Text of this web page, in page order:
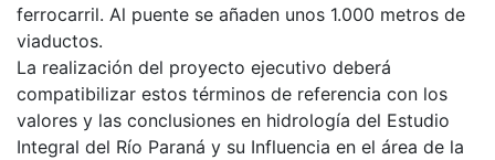
ferrocarril. Al puente se añaden unos 1.000 metros de
viaductos.
La realización del proyecto ejecutivo deberá
compatibilizar estos términos de referencia con los
valores y las conclusiones en hidrología del Estudio
Integral del Río Paraná y su Influencia en el área de la